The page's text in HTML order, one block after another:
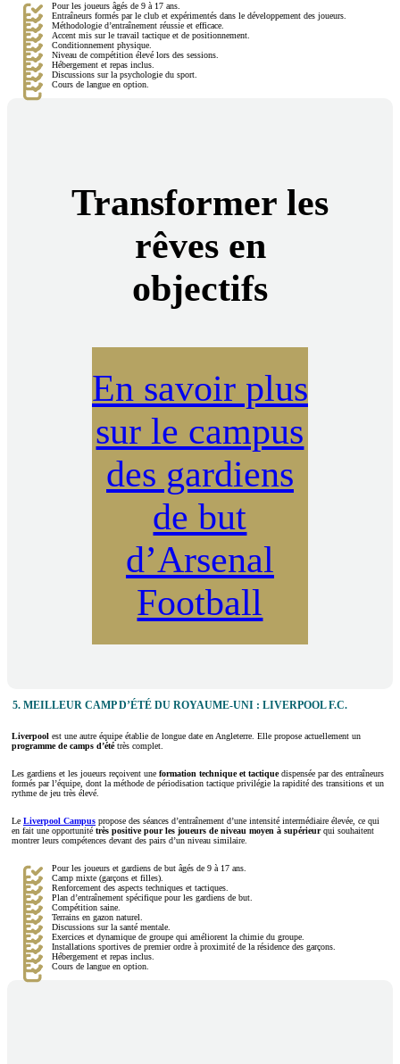
Pour les joueurs âgés de 9 à 17 ans.
Entraîneurs formés par le club et expérimentés dans le développement des joueurs.
Méthodologie d’entraînement réussie et efficace.
Accent mis sur le travail tactique et de positionnement.
Conditionnement physique.
Niveau de compétition élevé lors des sessions.
Hébergement et repas inclus.
Discussions sur la psychologie du sport.
Cours de langue en option.
Transformer les
rêves en
objectifs
En savoir plus
sur le campus
des gardiens
de but
d’Arsenal
Football
5. MEILLEUR CAMP D’ÉTÉ DU ROYAUME-UNI : LIVERPOOL F.C.
Liverpool est une autre équipe établie de longue date en Angleterre. Elle propose actuellement un
programme de camps d’ététrès complet.
Les gardiens et les joueurs reçoivent une formation technique et tactiquedispensée par des entraîneurs
formés par l’équipe, dont la méthode de périodisation tactique privilégie la rapidité des transitions et un
rythme de jeu très élevé.
Le Liverpool Campus propose des séances d’entraînement d’une intensité intermédiaire élevée, ce qui
en fait une opportunité très positive pour les joueurs de niveau moyen à supérieurqui souhaitent
montrer leurs compétences devant des pairs d’un niveau similaire.
Pour les joueurs et gardiens de but âgés de 9 à 17 ans.
Camp mixte (garçons et filles).
Renforcement des aspects techniques et tactiques.
Plan d’entraînement spécifique pour les gardiens de but.
Compétition saine.
Terrains en gazon naturel.
Discussions sur la santé mentale.
Exercices et dynamique de groupe qui améliorent la chimie du groupe.
Installations sportives de premier ordre à proximité de la résidence des garçons.
Hébergement et repas inclus.
Cours de langue en option.